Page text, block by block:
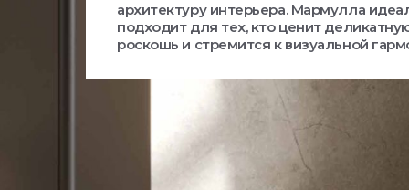
архитектуру интерьера. Мармулла
подходит для тех, кто ценит
роскошь и стремится к визуальной